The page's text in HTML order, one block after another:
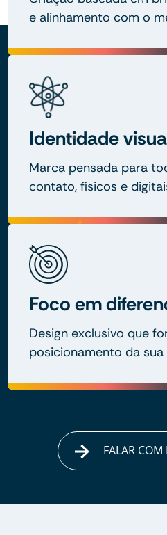
e alinhamento com o
Identidade
Marca pensada para
contato, físicos e
Foco em
Design exclusivo que
posicionamento da sua
FALAR COM